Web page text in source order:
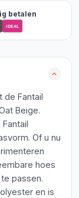
betalen
iDEAL
de Fantail
Beige.
Of u nu
hoes
passen.
en is